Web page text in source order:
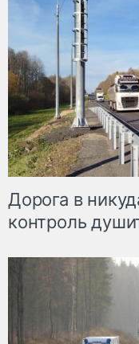
Дорога в
контроль